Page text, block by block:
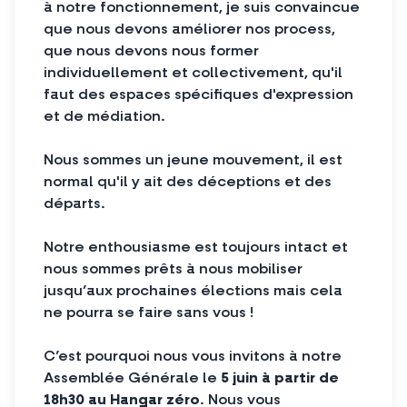
à notre fonctionnement, je suis convaincue
que nous devons améliorer nos process,
que nous devons nous former
individuellement et collectivement, qu'il
faut des espaces spécifiques d'expression
et de médiation.
Nous sommes un jeune mouvement, il est
normal qu'il y ait des déceptions et des
départs.
Notre enthousiasme est toujours intact et
nous sommes prêts à nous mobiliser
jusqu’aux prochaines élections mais cela
ne pourra se faire sans vous !
C’est pourquoi nous vous invitons à notre
Assemblée Générale le 5 juin à partir de
18h30 au Hangar zéro. Nous vous